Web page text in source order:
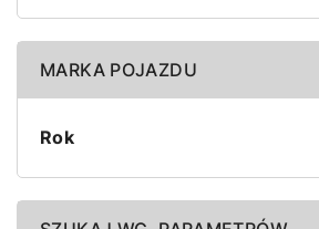
MARKA POJAZDU
Rok